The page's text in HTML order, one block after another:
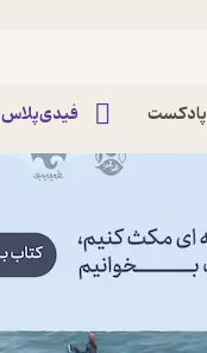
پادکست فیدی‌پلاس